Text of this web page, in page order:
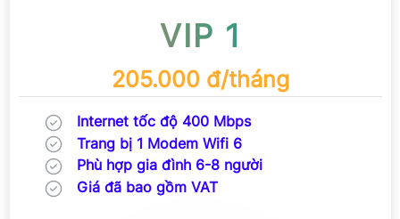
VIP 1
205.000 đ/tháng
Internet tốc độ 400 Mbps
Trang bị 1 Modem Wifi 6
Phù hợp gia đình 6-8 người
Giá đã bao gồm VAT